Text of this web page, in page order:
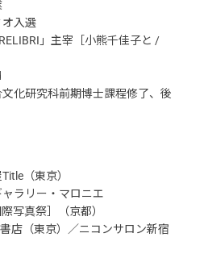
入選
」主宰［小熊千佳子と /
化研究科前期博士課程修了、後
（東京）
ラリー・マロニエ
写真祭］（京都）
店（東京）／ニコンサロン新宿